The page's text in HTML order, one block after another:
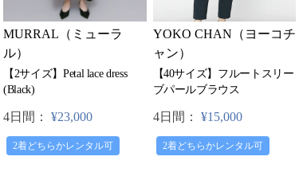
MURRAL（ミューラ
ル）
【2サイズ】Petal lace dress
(Black)
4日間： ¥23,000
2着どちらかレンタル可
YOKO CHAN（ヨーコチ
ャン）
【40サイズ】フルートスリー
ブパールブラウス
4日間： ¥15,000
2着どちらかレンタル可